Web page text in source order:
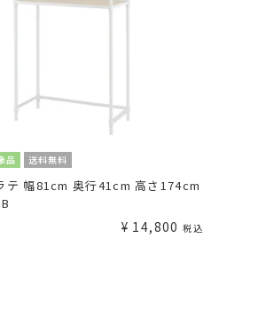
品 送料無料
テ 幅81cm 奥行41cm 高さ174cm
¥ 14,800 税込